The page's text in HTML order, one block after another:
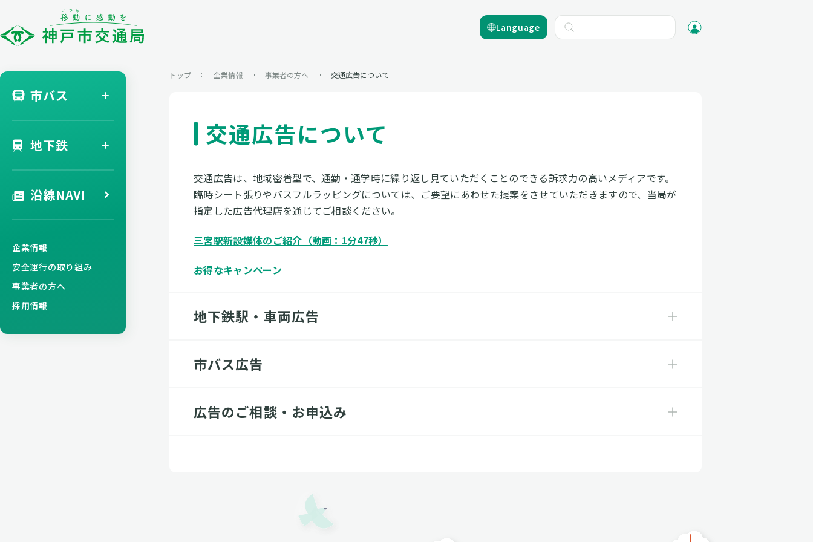
Language
市バス
地下鉄
沿線NAVI
企業情報
安全運行の取り組み
事業者の方へ
採用情報
トップ 企業情報 事業者の方へ 交通広告について
交通広告について
交通広告は、地域密着型で、通勤・通学時に繰り返し見ていただくことのできる訴求力の高いメディアです。
臨時シート張りやバスフルラッピングについては、ご要望にあわせた提案をさせていただきますので、当局が
指定した広告代理店を通じてご相談ください。
三宮駅新設媒体のご紹介（動画：1分47秒）
お得なキャンペーン
地下鉄駅・車両広告
市バス広告
広告のご相談・お申込み